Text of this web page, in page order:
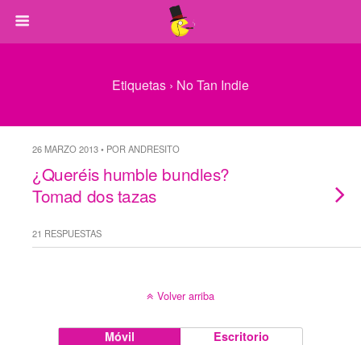
Etiquetas › No Tan Indie
26 MARZO 2013 • POR ANDRESITO
¿Queréis humble bundles?
Tomad dos tazas
21 RESPUESTAS
Volver arriba
Móvil Escritorio